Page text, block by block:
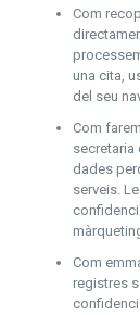
Com
una cita,
del seu
Com
secretaria
dades
serveis.
Com
registres